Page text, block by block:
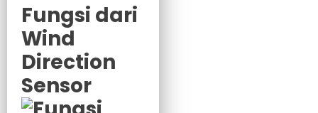
Fungsi dari
Wind
Direction
Sensor